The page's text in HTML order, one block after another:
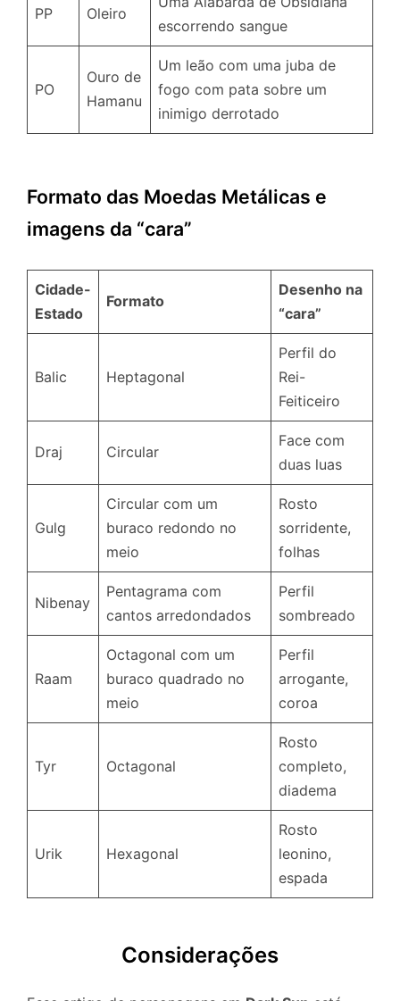
PP Oleiro
escorrendo sangue
PO
Ouro de
Hamanu
Um leão com uma juba de
fogo com pata sobre um
inimigo derrotado
Formato das Moedas Metálicas e
imagens da “cara”
Cidade-
Estado
Formato
Desenho na
“cara”
Balic Heptagonal
Perfil do
Rei-
Feiticeiro
Draj Circular
Face com
duas luas
Gulg
Circular com um
buraco redondo no
meio
Rosto
sorridente,
folhas
Nibenay
Pentagrama com
cantos arredondados
Perfil
sombreado
Raam
Octagonal com um
buraco quadrado no
meio
Perfil
arrogante,
coroa
Tyr Octagonal
Rosto
completo,
diadema
Urik Hexagonal
Rosto
leonino,
espada
Considerações